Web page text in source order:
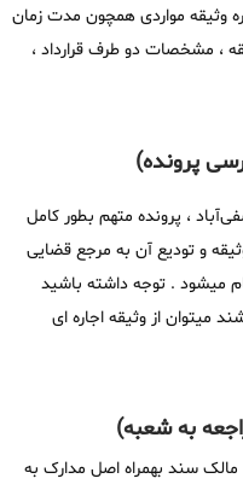
وثیقه مواردی همچون مدت زمان
، مشخصات دو طرف قرارداد ،
، پرونده متهم بطور کامل
و تودیع آن به مرجع قضایی
میشود . توجه داشته باشید
میتوان از وثیقه اجاره ای
مالک سند بهمراه اصل مدارک به